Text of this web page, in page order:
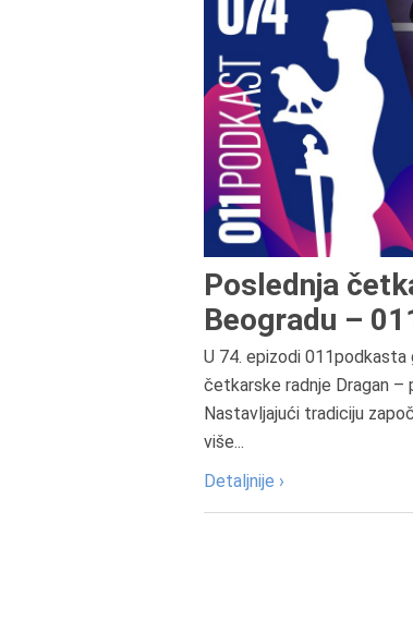
Poslednja
Beogradu –
U 74. epizodi
četkarske radnje Dragan –
Nastavljajući tradiciju
više...
Detaljnije ›